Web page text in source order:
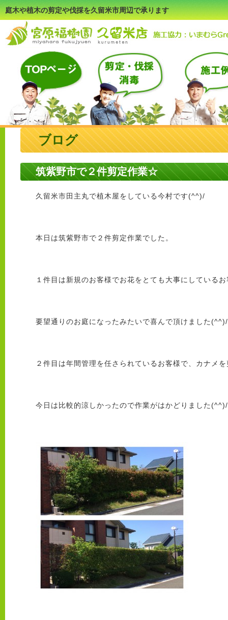
庭木や植木の剪定や伐採を久留米市周辺で承ります
ブログ
筑紫野市で２件剪定作業☆
久留米市田主丸で植木屋をしている今村です(^^)/
本日は筑紫野市で２件剪定作業でした。
１件目は新規のお客様でお花をとても大事にしている
要望通りのお庭になったみたいで喜んで頂けました(^^)/
２件目は年間管理を任さられているお客様で、カナメ
今日は比較的涼しかったので作業がはかどりました(^^)/